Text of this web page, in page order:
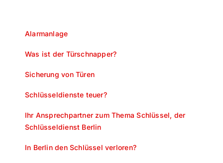
Alarmanlage
Was ist der Türschnapper?
Sicherung von Türen
Schlüsseldienste teuer?
Ihr Ansprechpartner zum Thema Schlüssel, der
Schlüsseldienst Berlin
In Berlin den Schlüssel verloren?